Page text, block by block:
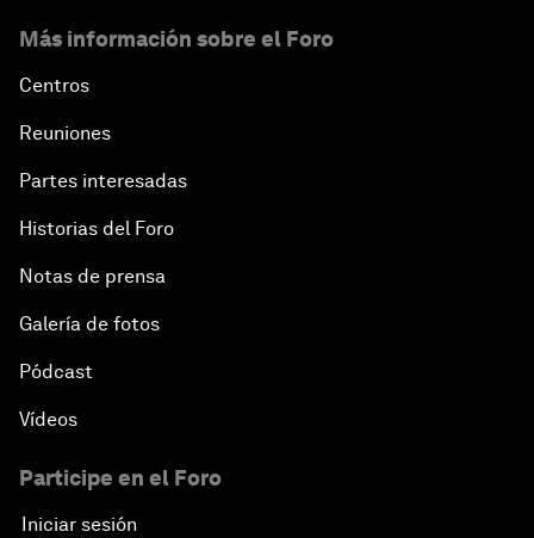
Más información sobre el Foro
Centros
Reuniones
Partes interesadas
Historias del Foro
Notas de prensa
Galería de fotos
Pódcast
Vídeos
Participe en el Foro
Iniciar sesión